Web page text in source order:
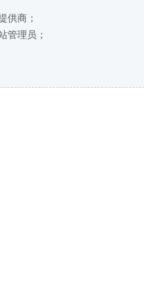
供商；
管理员；